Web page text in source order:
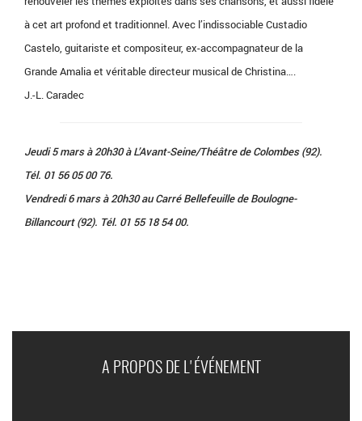
à cet art profond et traditionnel. Avec l’indissociable Custadio
Castelo, guitariste et compositeur, ex-accompagnateur de la
Grande Amalia et véritable directeur musical de Christina….
J.-L. Caradec
Jeudi 5 mars à 20h30 à L’Avant-Seine/Théâtre de Colombes (92).
Tél. 01 56 05 00 76.
Vendredi 6 mars à 20h30 au Carré Bellefeuille de Boulogne-
Billancourt (92). Tél. 01 55 18 54 00.
A PROPOS DE L'ÉVÉNEMENT